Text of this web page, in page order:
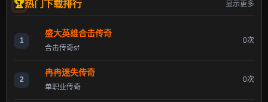
热门下载排行 显示更多
1
盛大英雄合击传奇
合击传奇sf
0次
2
冉冉迷失传奇
单职业传奇
0次